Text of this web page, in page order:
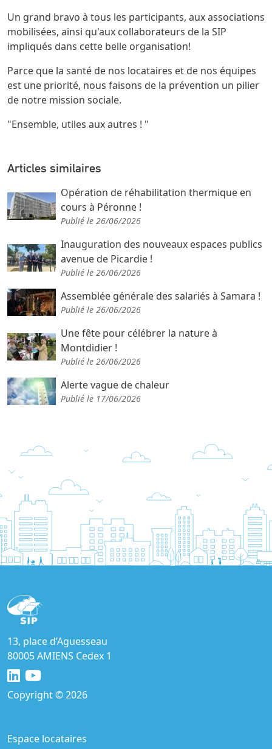
Un grand bravo à tous les participants, aux associations
mobilisées, ainsi qu'aux collaborateurs de la SIP
impliqués dans cette belle organisation!
Parce que la santé de nos locataires et de nos équipes
est une priorité, nous faisons de la prévention un pilier
de notre mission sociale.
"Ensemble, utiles aux autres ! "
Articles similaires
Opération de réhabilitation thermique en
cours à Péronne !
Publié le 26/06/2026
Inauguration des nouveaux espaces publics
avenue de Picardie !
Publié le 26/06/2026
Assemblée générale des salariés à Samara !
Publié le 26/06/2026
Une fête pour célébrer la nature à
Montdidier !
Publié le 26/06/2026
Alerte vague de chaleur
Publié le 17/06/2026
13, place d’Aguesseau
80005 AMIENS Cedex 1
Copyright © 2026
Espace locataires